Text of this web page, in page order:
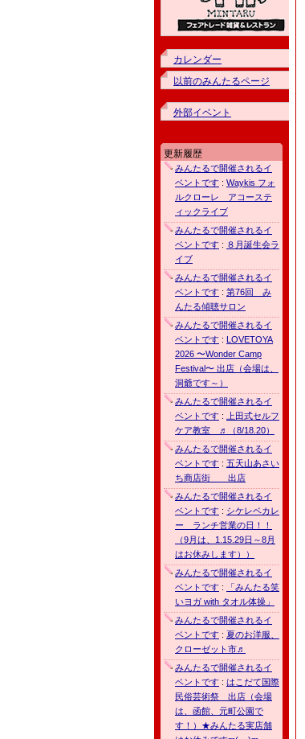
カレンダー
以前のみんたるページ
外部イベント
更新履歴
みんたるで開催されるイ
ベントです : Waykis フォ
ルクローレ アコーステ
ィックライブ
みんたるで開催されるイ
ベントです : ８月誕生会ラ
イブ
みんたるで開催されるイ
ベントです : 第76回 み
んたる傾聴サロン
みんたるで開催されるイ
ベントです : LOVETOYA
2026 〜Wonder Camp
Festival〜 出店（会場は、
洞爺です～）
みんたるで開催されるイ
ベントです :
上田式セルフ
ケア教室 ♬（8/18.20）
みんたるで開催されるイ
ベントです : 五天山あさい
ち商店街 出店
みんたるで開催されるイ
ベントです : シケレベカレ
ー ランチ営業の日！！
（9月は、1.15.29日～8月
はお休みします））
みんたるで開催されるイ
ベントです :
「みんたる笑
いヨガ with タオル体操」
みんたるで開催されるイ
ベントです : 夏のお洋服、
クローゼット市♬
みんたるで開催されるイ
ベントです : はこだて国際
民俗芸術祭 出店（会場
は、函館、元町公園で
す！）★みんたる実店舗